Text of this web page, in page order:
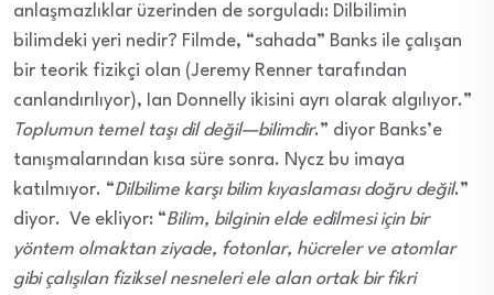
anlaşmazlıklar üzerinden de sorguladı: Dilbilimin
bilimdeki yeri nedir? Filmde, “sahada” Banks ile çalışan
bir teorik fizikçi olan (Jeremy Renner tarafından
canlandırılıyor), Ian Donnelly ikisini ayrı olarak algılıyor.”
Toplumun temel taşı dil değil—bilimdir.” diyor Banks’e
tanışmalarından kısa süre sonra. Nycz bu imaya
katılmıyor. “Dilbilime karşı bilim kıyaslaması doğru değil.”
diyor. Ve ekliyor: “Bilim, bilginin elde edilmesi için bir
yöntem olmaktan ziyade, fotonlar, hücreler ve atomlar
gibi çalışılan fiziksel nesneleri ele alan ortak bir fikri